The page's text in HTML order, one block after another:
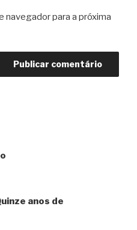
navegador para a próxima
anos de